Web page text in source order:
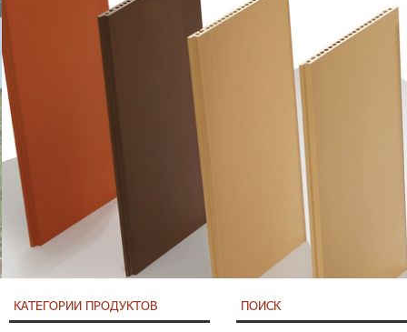
КАТЕГОРИИ ПРОДУКТОВ ПОИСК